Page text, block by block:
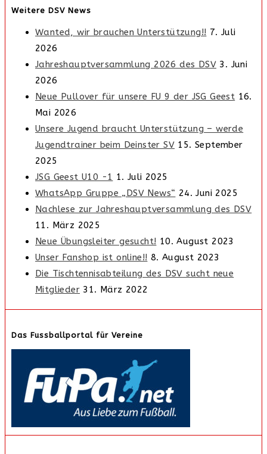
Weitere DSV News
Wanted, wir brauchen Unterstützung!! 7. Juli
2026
Jahreshauptversammlung 2026 des DSV 3. Juni
2026
Neue Pullover für unsere FU 9 der JSG Geest 16.
Mai 2026
Unsere Jugend braucht Unterstützung – werde
Jugendtrainer beim Deinster SV 15. September
2025
JSG Geest U10 -1 1. Juli 2025
WhatsApp Gruppe „DSV News“ 24. Juni 2025
Nachlese zur Jahreshauptversammlung des DSV
11. März 2025
Neue Übungsleiter gesucht! 10. August 2023
Unser Fanshop ist online!! 8. August 2023
Die Tischtennisabteilung des DSV sucht neue
Mitglieder 31. März 2022
Das Fussballportal für Vereine